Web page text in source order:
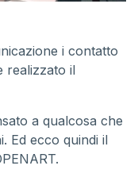
i contatto
realizzato il
a qualcosa che
Ed ecco quindi il